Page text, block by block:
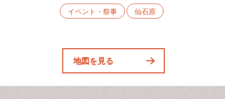
イベント・祭事 仙石原
地図を見る